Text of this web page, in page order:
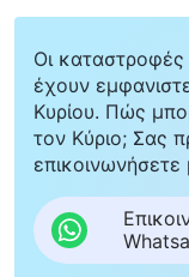
Οι
έχουν
Κυρίου. Πώς
τον Κύριο; Σας
επικοινωνήσετε